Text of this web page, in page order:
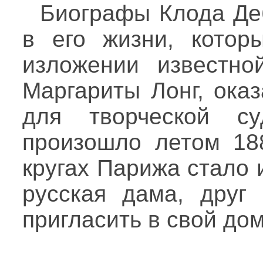
Биографы Клода
в его жизни,
изложении
Маргариты Лонг,
для творческой
произошло летом
кругах Парижа стало
русская дама,
пригласить в свой